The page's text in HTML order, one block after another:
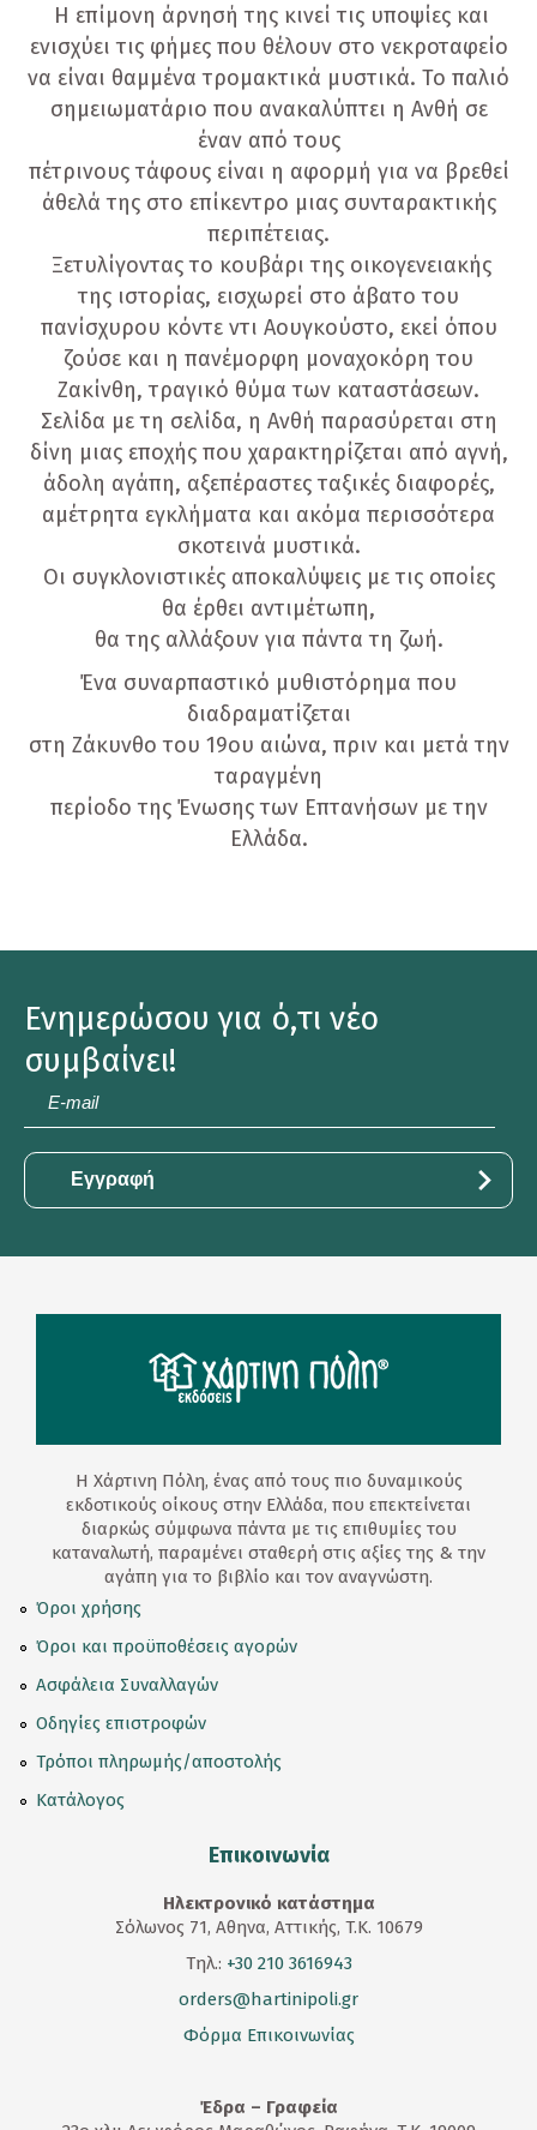
Η επίμονη άρνησή της κινεί τις υποψίες και
ενισχύει τις φήμες που θέλουν στο νεκροταφείο
να είναι θαμμένα τρομακτικά μυστικά. Το παλιό
σημειωματάριο που ανακαλύπτει η Ανθή σε
έναν από τους
πέτρινους τάφους είναι η αφορμή για να βρεθεί
άθελά της στο επίκεντρο μιας συνταρακτικής
περιπέτειας.
Ξετυλίγοντας το κουβάρι της οικογενειακής
της ιστορίας, εισχωρεί στο άβατο του
πανίσχυρου κόντε ντι Αουγκούστο, εκεί όπου
ζούσε και η πανέμορφη μοναχοκόρη του
Ζακίνθη, τραγικό θύμα των καταστάσεων.
Σελίδα με τη σελίδα, η Ανθή παρασύρεται στη
δίνη μιας εποχής που χαρακτηρίζεται από αγνή,
άδολη αγάπη, αξεπέραστες ταξικές διαφορές,
αμέτρητα εγκλήματα και ακόμα περισσότερα
σκοτεινά μυστικά.
Οι συγκλονιστικές αποκαλύψεις με τις οποίες
θα έρθει αντιμέτωπη,
θα της αλλάξουν για πάντα τη ζωή.
Ένα συναρπαστικό μυθιστόρημα που
διαδραματίζεται
στη Ζάκυνθο του 19ου αιώνα, πριν και μετά την
ταραγμένη
περίοδο της Ένωσης των Επτανήσων με την
Ελλάδα.
Ενημερώσου για ό,τι νέο
συμβαίνει!
Η Χάρτινη Πόλη, ένας από τους πιο δυναμικούς
εκδοτικούς οίκους στην Ελλάδα, που επεκτείνεται
διαρκώς σύμφωνα πάντα με τις επιθυμίες του
καταναλωτή, παραμένει σταθερή στις αξίες της & την
αγάπη για το βιβλίο και τον αναγνώστη.
Όροι χρήσης
Όροι και προϋποθέσεις αγορών
Ασφάλεια Συναλλαγών
Οδηγίες επιστροφών
Τρόποι πληρωμής/αποστολής
Κατάλογος
Επικοινωνία
Ηλεκτρονικό κατάστημα
Σόλωνος 71, Αθηνα, Αττικής, T.K. 10679
Τηλ.: +30 210 3616943
orders@hartinipoli.gr
Φόρμα Επικοινωνίας
Έδρα – Γραφεία